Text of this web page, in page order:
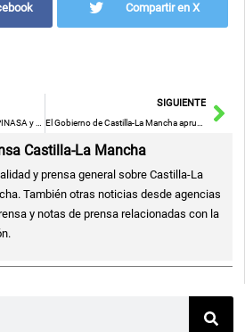
Compartir en X
Preocupación del Comité de PINASA y Sindicatos al Gobierno Regional por Asuntos Laborales
SIGUIENTE
El Gobierno de Castilla-La Mancha aprueba por tercer año consecutivo el 100% de los proyectos VINATI
Castilla-La Mancha
y prensa general sobre Castilla-La
También otras noticias desde agencias
y notas de prensa relacionadas con la